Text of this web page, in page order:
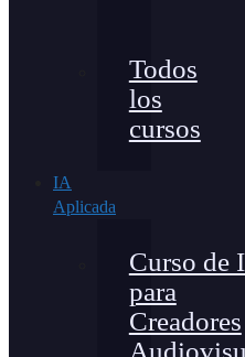
Todos
los
cursos
IA
Aplicada
Curso de
para
Creadores